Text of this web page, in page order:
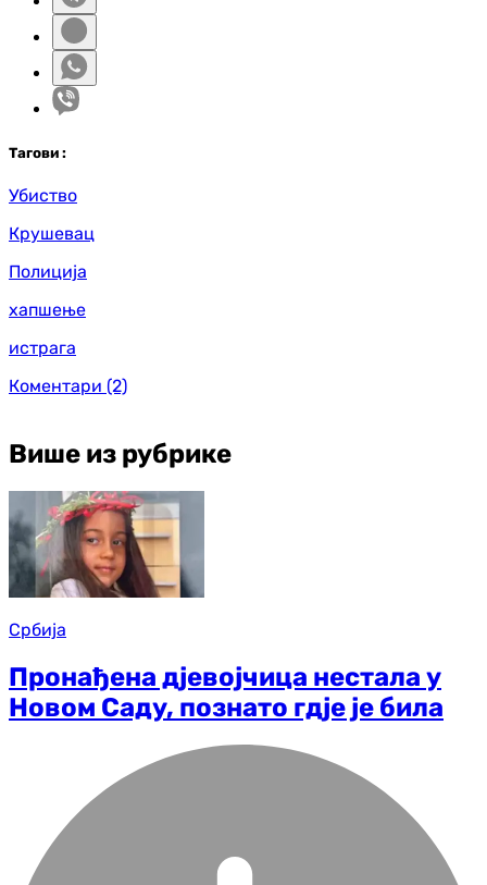
Тагови :
Убиство
Крушевац
Полиција
хапшење
истрага
Коментари (2)
Више из рубрике
Србија
Пронађена дјевојчица нестала у
Новом Саду, познато гдје је била